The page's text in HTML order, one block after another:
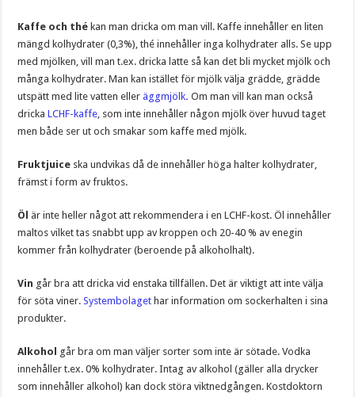
Kaffe och thé kan man dricka om man vill. Kaffe innehåller en liten
mängd kolhydrater (0,3%), thé innehåller inga kolhydrater alls. Se upp
med mjölken, vill man t.ex. dricka latte så kan det bli mycket mjölk och
många kolhydrater. Man kan istället för mjölk välja grädde, grädde
utspätt med lite vatten eller äggmjölk. Om man vill kan man också
drickaLCHF-kaffe, som inte innehåller någon mjölk över huvud taget
men både ser ut och smakar som kaffe med mjölk.
Fruktjuice ska undvikas då de innehåller höga halter kolhydrater,
främst i form av fruktos.
Öl är inte heller något att rekommendera i en LCHF-kost. Öl innehåller
maltos vilket tas snabbt upp av kroppen och 20-40 % av enegin
kommer från kolhydrater (beroende på alkoholhalt).
Vin går bra att dricka vid enstaka tillfällen. Det är viktigt att inte välja
för söta viner.Systembolaget har information om sockerhalten i sina
produkter.
Alkohol går bra om man väljer sorter som inte är sötade. Vodka
innehåller t.ex. 0% kolhydrater. Intag av alkohol (gäller alla drycker
som innehåller alkohol) kan dock störa viktnedgången. Kostdoktorn